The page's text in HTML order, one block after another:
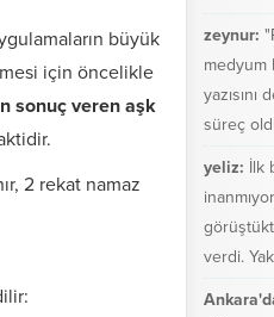
büyük
için öncelikle
sonuç veren aşk
2 rekat namaz
zeynur:
medyum
yazısını
süreç
yeliz: İlk
verdi.